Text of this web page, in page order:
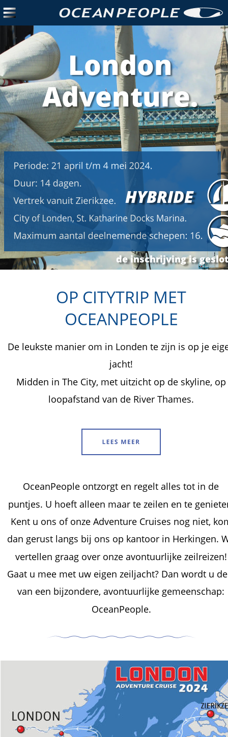
London
Adventure.
OP CITYTRIP MET
OCEANPEOPLE
De leukste manier om in Londen te zijn is op je
jacht!
Midden in The City, met uitzicht op de skyline,
loopafstand van de River Thames.
OceanPeople ontzorgt en regelt alles tot in de
puntjes. U hoeft alleen maar te zeilen en te
Kent u ons of onze Adventure Cruises nog niet,
dan gerust langs bij ons op kantoor in Herkingen.
vertellen graag over onze avontuurlijke zeilreizen!
Gaat u mee met uw eigen zeiljacht? Dan wordt u
van een bijzondere, avontuurlijke gemeenschap:
OceanPeople.
de inschrijving is
HYBRIDE